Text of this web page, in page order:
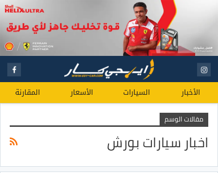
الأخبار السيارات الأسعار المقارنة
مقالات الوسم
اخبار سيارات بورش